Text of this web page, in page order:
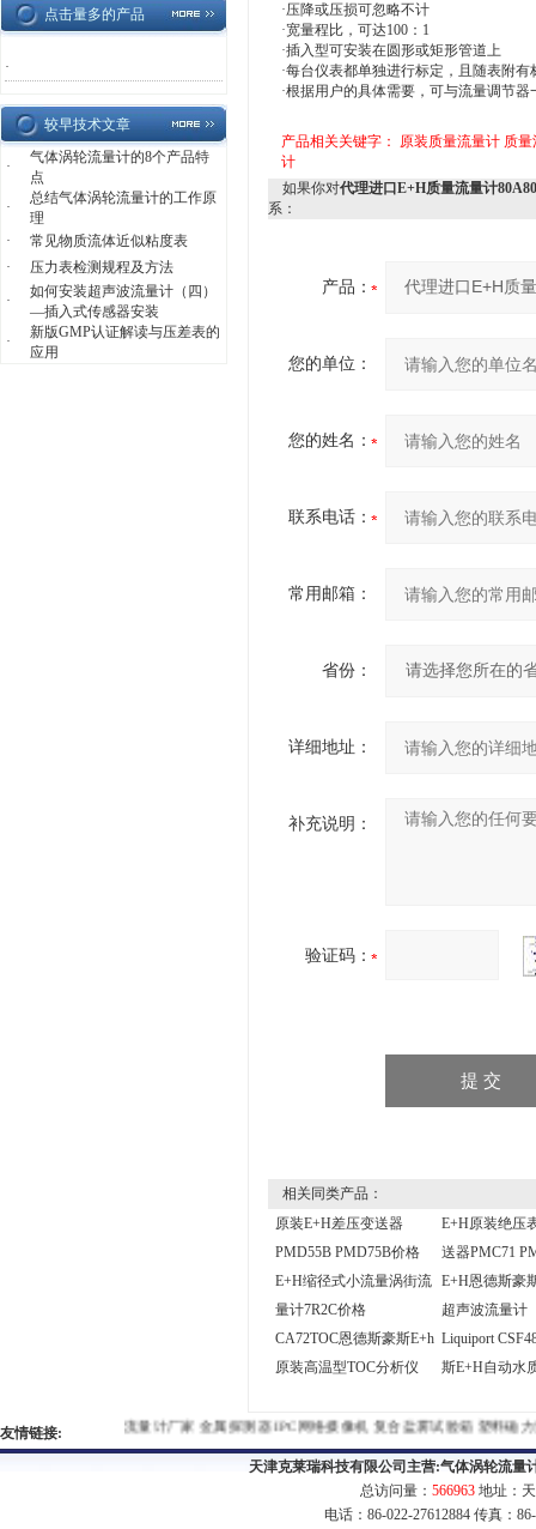
点击量多的产品
·
较早技术文章
·
气体涡轮流量计的8个产品特
点
·
总结气体涡轮流量计的工作原
理
·
常见物质流体近似粘度表
·
压力表检测规程及方法
·
如何安装超声波流量计（四）
—插入式传感器安装
·
新版GMP认证解读与压差表的
应用
·压降或压损可忽略不计
·宽量程比，可达100：1
·插入型可安装在圆形或矩形管道上
·每台仪表都单独进行标定，且随表附有
·根据用户的具体需要，可与流量调节器
产品相关关键字： 原装质量流量计 质量
计
如果你对代理进口E+H质量流量计
系：
产品：
您的单位：
您的姓名：
联系电话：
常用邮箱：
省份：
详细地址：
补充说明：
验证码：
相关同类产品：
原装E+H差压变送器
PMD55B PMD75B价格
E+H原装绝压
送器PMC71
E+H缩径式小流量涡街流
量计7R2C价格
E+H恩德斯豪
超声波流量计
CA72TOC恩德斯豪斯E+h
原装高温型TOC分析仪
Liquiport
斯E+H自动水
友情链接: 流量计厂家金属探测器IPC网络摄像机复合盐雾试验箱塑料
天津克莱瑞科技有限公司主营:气体涡轮流量
总访问量： 566963 地址：
电话：86-022-27612884 传真：